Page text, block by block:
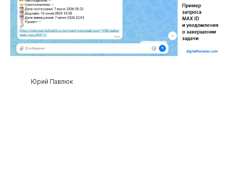
Юрий Павлюк